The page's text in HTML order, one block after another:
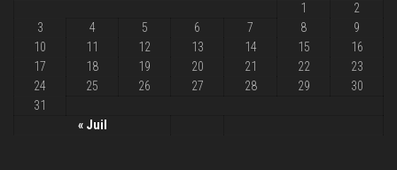
« Juil
1
2
3
4 5 6 7 8
9
10
11 12 13 14 15
16
17
18 19 20 21 22
23
24
25 26 27 28 29
30
31